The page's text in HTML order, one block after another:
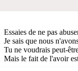
Essaies de ne pas
Je sais que nous
Tu ne voudrais peut-
Mais le fait de l'avoir